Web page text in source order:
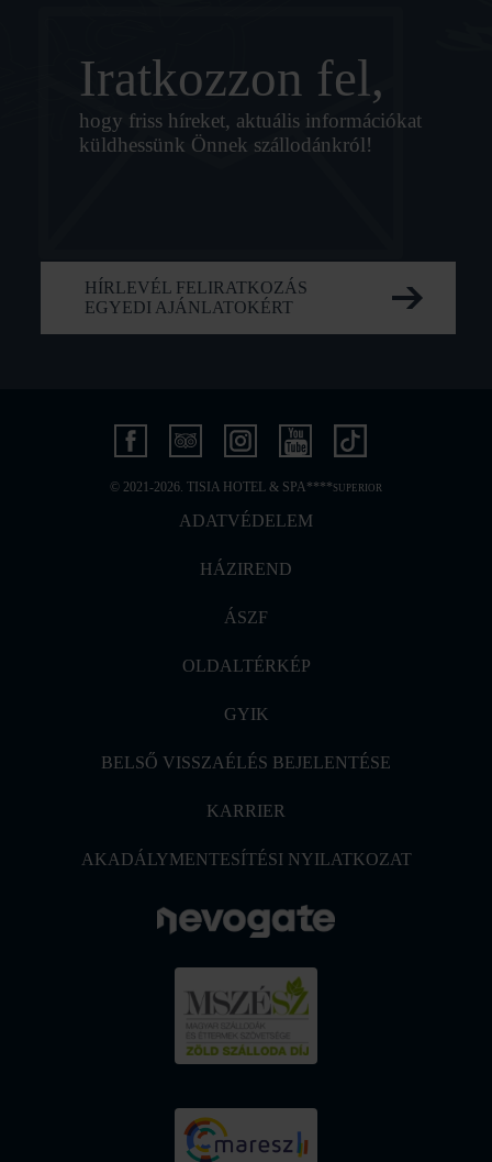
Iratkozzon fel,
hogy friss híreket, aktuális információkat
küldhessünk Önnek szállodánkról!
HÍRLEVÉL FELIRATKOZÁS
EGYEDI AJÁNLATOKÉRT
© 2021-2026. TISIA HOTEL & SPA**** SUPERIOR
ADATVÉDELEM
HÁZIREND
ÁSZF
OLDALTÉRKÉP
GYIK
BELSŐ VISSZAÉLÉS BEJELENTÉSE
KARRIER
AKADÁLYMENTESÍTÉSI NYILATKOZAT